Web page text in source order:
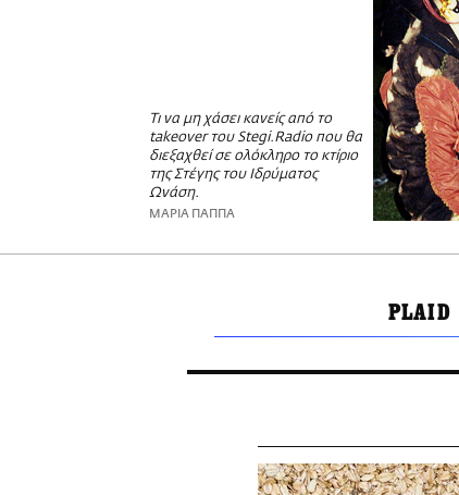
Τι να μη χάσει κανείς από το
takeover του Stegi.Radio που θα
διεξαχθεί σε ολόκληρο το κτίριο
της Στέγης του Ιδρύματος
Ωνάση.
ΜΑΡΙΑ ΠΑΠΠΑ
PLAID